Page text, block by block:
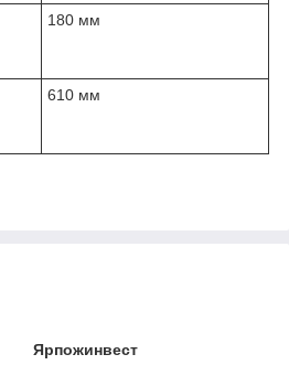
180 мм
610 мм
Ярпожинвест